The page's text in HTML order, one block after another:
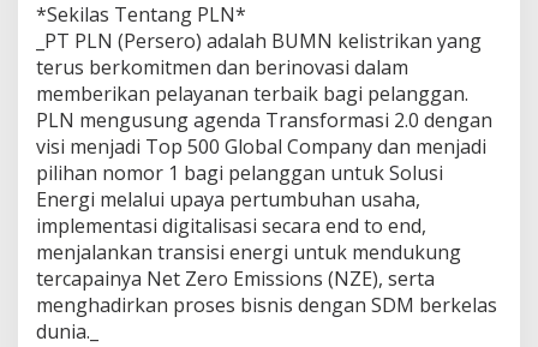
*Sekilas Tentang PLN*
_PT PLN (Persero) adalah BUMN kelistrikan yang
terus berkomitmen dan berinovasi dalam
memberikan pelayanan terbaik bagi pelanggan.
PLN mengusung agenda Transformasi 2.0 dengan
visi menjadi Top 500 Global Company dan menjadi
pilihan nomor 1 bagi pelanggan untuk Solusi
Energi melalui upaya pertumbuhan usaha,
implementasi digitalisasi secara end to end,
menjalankan transisi energi untuk mendukung
tercapainya Net Zero Emissions (NZE), serta
menghadirkan proses bisnis dengan SDM berkelas
dunia._